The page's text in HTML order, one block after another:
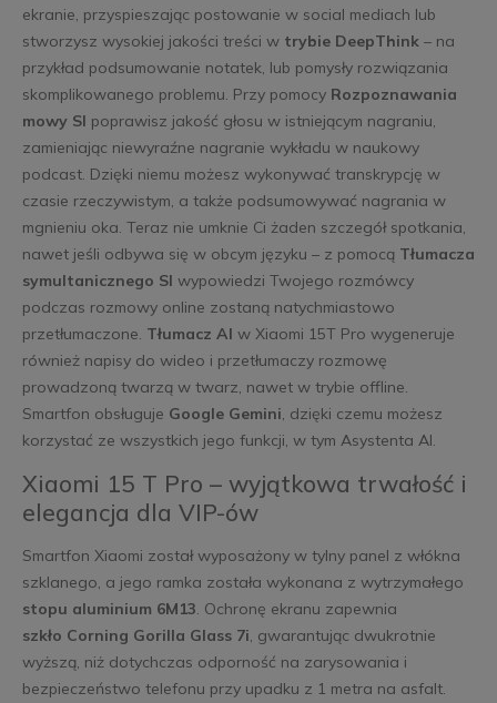
ekranie, przyspieszając postowanie w social mediach lub
stworzysz wysokiej jakości treści w trybie DeepThink– na
przykład podsumowanie notatek, lub pomysły rozwiązania
skomplikowanego problemu. Przy pomocy Rozpoznawania
mowy SI poprawisz jakość głosu w istniejącym nagraniu,
zamieniając niewyraźne nagranie wykładu w naukowy
podcast. Dzięki niemu możesz wykonywać transkrypcję w
czasie rzeczywistym, a także podsumowywać nagrania w
mgnieniu oka. Teraz nie umknie Ci żaden szczegół spotkania,
nawet jeśli odbywa się w obcym języku – z pomocą Tłumacza
symultanicznego SI wypowiedzi Twojego rozmówcy
podczas rozmowy online zostaną natychmiastowo
przetłumaczone. Tłumacz AI w Xiaomi 15T Pro wygeneruje
również napisy do wideo i przetłumaczy rozmowę
prowadzoną twarzą w twarz, nawet w trybie offline.
Smartfon obsługuje Google Gemini, dzięki czemu możesz
korzystać ze wszystkich jego funkcji, w tym Asystenta AI.
Xiaomi 15 T Pro – wyjątkowa trwałość i
elegancja dla VIP-ów
Smartfon Xiaomi został wyposażony w tylny panel z włókna
szklanego, a jego ramka została wykonana z wytrzymałego
stopu aluminium 6M13. Ochronę ekranu zapewnia
szkło Corning Gorilla Glass 7i, gwarantując dwukrotnie
wyższą, niż dotychczas odporność na zarysowania i
bezpieczeństwo telefonu przy upadku z 1 metra na asfalt.